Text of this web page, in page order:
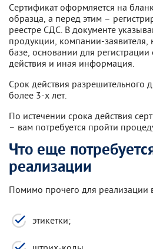
Сертификат оформляется на
образца, а перед этим –
реестре СДС. В документе
продукции, компании-
базе, основании для регистрации
действия и иная информация.
Срок действия разрешительного
более 3-х лет.
По истечении срока действия
– вам потребуется пройти
Что еще
реализации
Помимо прочего для реализации
этикетки;